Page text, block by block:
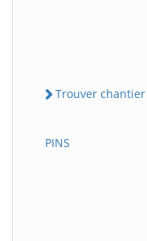
Trouver chantier
PINS